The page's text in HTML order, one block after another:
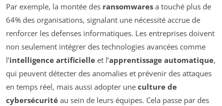
Par exemple, la montée des ransomwares a touché plus de
64% des organisations, signalant une nécessité accrue de
renforcer les defenses informatiques. Les entreprises doivent
non seulement intégrer des technologies avancées comme
l’intelligence artificielle et l’apprentissage automatique,
qui peuvent détecter des anomalies et prévenir des attaques
en temps réel, mais aussi adopter une culture de
cybersécurité au sein de leurs équipes. Cela passe par des